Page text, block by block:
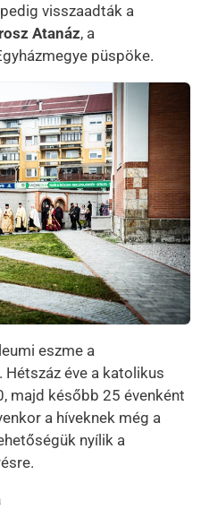
visszaadták a
Atanáz, a
püspöke.
eszme a
éve a katolikus
majd később 25 évenként
a híveknek még a
nyílik a